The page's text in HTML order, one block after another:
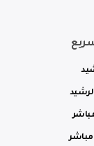
مباشر